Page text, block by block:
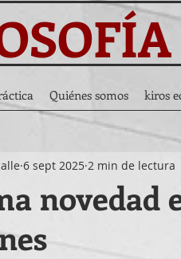
novedad
6 sept 2025 2 min de lectura
Quiénes somos kiros